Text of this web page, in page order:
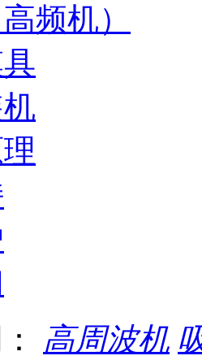
频机）
高周波机